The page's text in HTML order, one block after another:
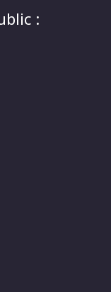
: